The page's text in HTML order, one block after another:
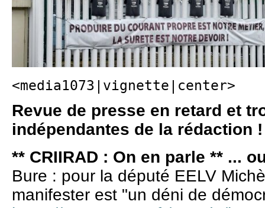
<media1073|vignette|center>
Revue de presse en retard et
indépendantes de la rédaction !
** CRIIRAD : On en parle ** ...
Bure : pour la député EELV
manifester est "un déni de